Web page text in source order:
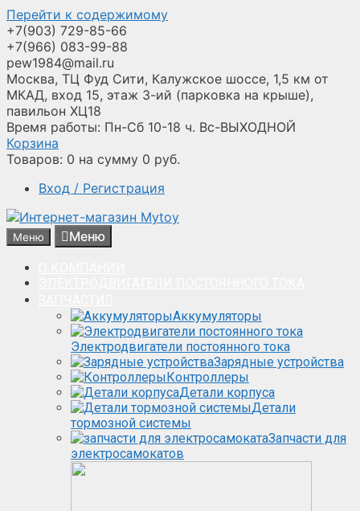
Перейти к содержимому
+7(903) 729-85-66
+7(966) 083-99-88
pew1984@mail.ru
Москва, ТЦ Фуд Сити, Калужское шоссе, 1,5 км от
МКАД, вход 15, этаж 3-ий (парковка на крыше),
павильон ХЦ18
Время работы: Пн-Сб 10-18 ч. Вс-ВЫХОДНОЙ
Корзина
Товаров: 0 на сумму 0 руб.
Вход / Регистрация
Меню Меню
Аккумуляторы
Электродвигатели постоянного тока
Зарядные устройства
Контроллеры
Детали корпуса
Детали
тормозной системы
Запчасти для
электросамокатов